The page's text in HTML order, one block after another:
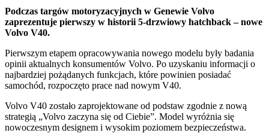
Podczas targów motoryzacyjnych w Genewie Volvo
zaprezentuje pierwszy w historii 5-drzwiowy hatchback – nowe
Volvo V40.
Pierwszym etapem opracowywania nowego modelu były badania
opinii aktualnych konsumentów Volvo. Po uzyskaniu informacji o
najbardziej pożądanych funkcjach, które powinien posiadać
samochód, rozpoczęto prace nad nowym V40.
Volvo V40 zostało zaprojektowane od podstaw zgodnie z nową
strategią „Volvo zaczyna się od Ciebie”. Model wyróżnia się
nowoczesnym designem i wysokim poziomem bezpieczeństwa.